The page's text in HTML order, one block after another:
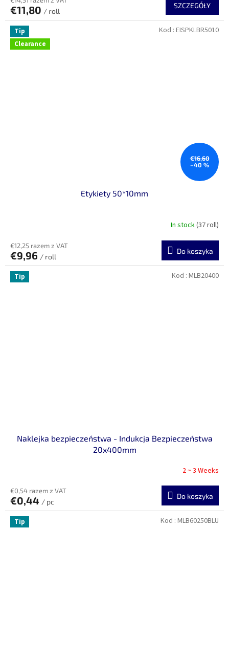
€11,80 / roll
SZCZEGÓŁY
Tip
Clearance
€16,60
–40 %
Etykiety 50*10mm
In stock(37 roll)
€12,25 razem z VAT
€9,96 / roll
Do koszyka
Kod : EISPKLBR5010
Tip
Naklejka bezpieczeństwa - Indukcja Bezpieczeństwa
20x400mm
2 ~ 3 Weeks
€0,54 razem z VAT
€0,44 / pc
Do koszyka
Kod : MLB20400
Tip Kod : MLB60250BLU